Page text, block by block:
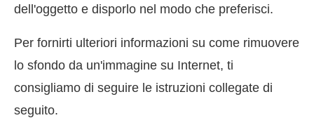
dell'oggetto e disporlo nel modo che preferisci.
Per fornirti ulteriori informazioni su come rimuovere
lo sfondo da un'immagine su Internet, ti
consigliamo di seguire le istruzioni collegate di
seguito.